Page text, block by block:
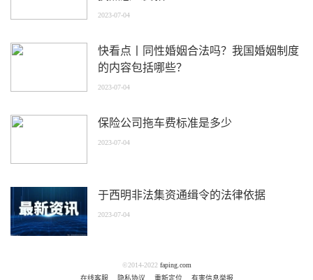
2023-07-04
快看点丨同性婚姻合法吗？我国婚姻制度
的内容包括哪些？
2023-07-04
保险公司拖车费标准是多少
2023-07-04
于西明非法集资通缉令的法律依据
2023-07-04
©2014-2022 faping.com
在线客服
隐私协议 重新定位 有害信息举报